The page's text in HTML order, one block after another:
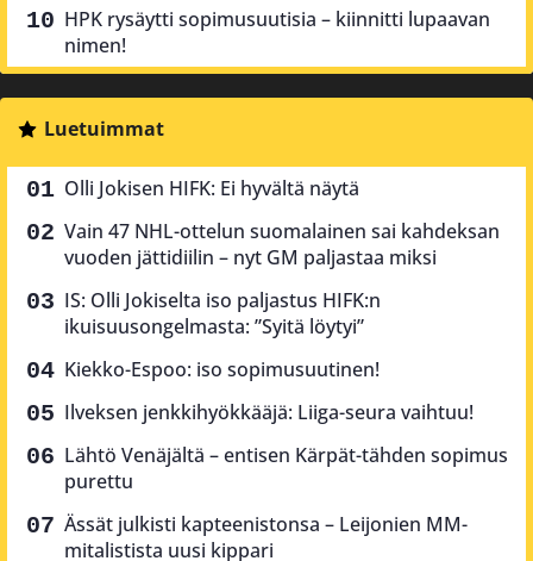
HPK rysäytti sopimusuutisia – kiinnitti lupaavan
nimen!
Luetuimmat
Olli Jokisen HIFK: Ei hyvältä näytä
Vain 47 NHL-ottelun suomalainen sai kahdeksan
vuoden jättidiilin – nyt GM paljastaa miksi
IS: Olli Jokiselta iso paljastus HIFK:n
ikuisuusongelmasta: ”Syitä löytyi”
Kiekko-Espoo: iso sopimusuutinen!
Ilveksen jenkkihyökkääjä: Liiga-seura vaihtuu!
Lähtö Venäjältä – entisen Kärpät-tähden sopimus
purettu
Ässät julkisti kapteenistonsa – Leijonien MM-
mitalistista uusi kippari